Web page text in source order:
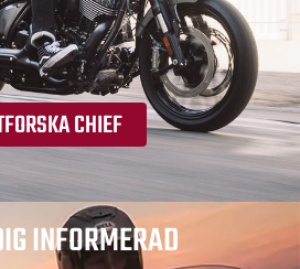
CHIEF
INFORMERAD